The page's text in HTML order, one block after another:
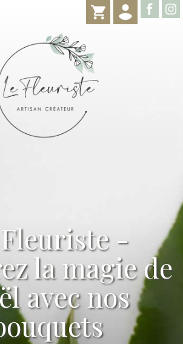
-
la magie de
avec nos